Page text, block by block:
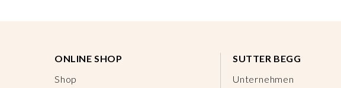
ONLINE SHOP
Shop
SUTTER BEGG
Unternehmen